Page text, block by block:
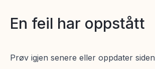
En feil har oppstått
Prøv igjen senere eller oppdater siden